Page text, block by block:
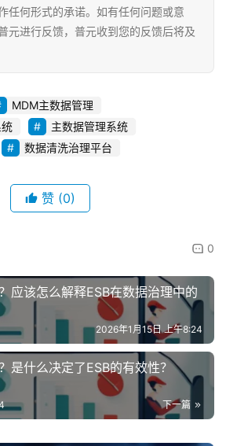
任何形式的承诺。如有任何问题或意
元进行反馈，普元收到您的反馈后将及
MDM主数据管理
主数据管理系统
数据清洗治理平台
赞 (0)
0
应该怎么解释ESB在数据治理中的
2026年1月15日 上午8:24
是什么决定了ESB的有效性？
下一篇